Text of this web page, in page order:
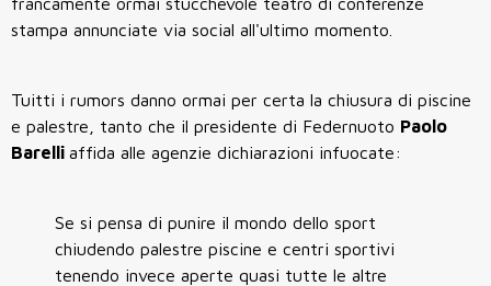
stampa annunciate via social all'ultimo momento.
Tuitti i rumors danno ormai per certa la chiusura di piscine
e palestre, tanto che il presidente di Federnuoto Paolo
Barelli affida alle agenzie dichiarazioni infuocate:
Se si pensa di punire il mondo dello sport
chiudendo palestre piscine e centri sportivi
tenendo invece aperte quasi tutte le altre